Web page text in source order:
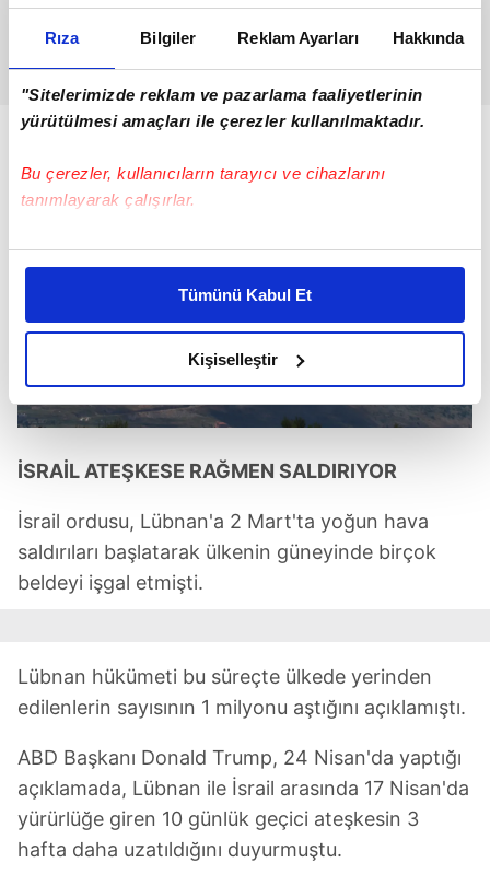
Rıza Bilgiler Reklam Ayarları Hakkında
"Sitelerimizde reklam ve pazarlama faaliyetlerinin
yürütülmesi amaçları ile çerezler kullanılmaktadır.
Bu çerezler, kullanıcıların tarayıcı ve cihazlarını
tanımlayarak çalışırlar.
Bu çerezlere izin vermeniz halinde sizlere özel
daha iyi reklam deneyimi yaşatabiliriz. Bunu yaparken
amacımızın size daha iyi bir reklam deneyimi sunmak
olduğunu ve sizlere en iyi içerikleri sunabilmek adına
elimizden gelen çabayı gösterdiğimizi ve bu noktada,
reklamların maliyetlerimizi karşılamak noktasında tek gelir
Her halükârda, kullanıcılar, bu çerezlere izin vermedikleri
takdirde, kullanıcılara hedefli reklamlar
gösterilmeyecektir."
Sizlere daha iyi bir hizmet sunabilmek için İnternet
verileriniz işlenmekte olup gerekli olan çerezler bilgi
toplumu hizmetlerinin sunulması amacıyla
kullanılmaktadır. Diğer çerezler, sitemizin daha işlevsel
kılınması ve kişiselleştirilmesi ve sizlere yönelik
reklam/pazarlama faaliyetlerinin yapılması, amaçlarıyla
sınırlı olarak açık rızanız dahilinde kullanılacaktır.
Çerezlere ilişkin tercihlerinizi aşağıda yer alan panel
Tümünü Kabul Et
Kişiselleştir
İSRAİL ATEŞKESE RAĞMEN SALDIRIYOR
İsrail ordusu, Lübnan'a 2 Mart'ta yoğun hava
saldırıları başlatarak ülkenin güneyinde birçok
beldeyi işgal etmişti.
Lübnan hükümeti bu süreçte ülkede yerinden
edilenlerin sayısının 1 milyonu aştığını açıklamıştı.
ABD Başkanı Donald Trump, 24 Nisan'da yaptığı
açıklamada, Lübnan ile İsrail arasında 17 Nisan'da
yürürlüğe giren 10 günlük geçici ateşkesin 3
hafta daha uzatıldığını duyurmuştu.